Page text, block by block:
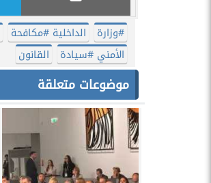
#وزارة الداخلية #مكافحة
الأمني #سيادة
القانون
موضوعات متعلقة